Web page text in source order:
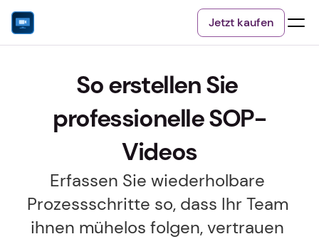
Jetzt kaufen
So erstellen Sie
professionelle SOP-
Videos
Erfassen Sie wiederholbare
Prozessschritte so, dass Ihr Team
ihnen mühelos folgen, vertrauen